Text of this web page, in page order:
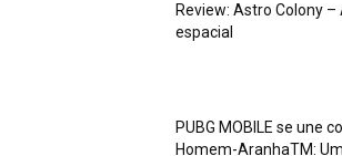
Review: Astro Colony
espacial
PUBG MOBILE se une
Homem-AranhaTM: